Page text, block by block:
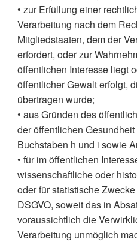
• zur Erfüllung einer
Verarbeitung nach dem
Mitgliedstaaten, dem der
erfordert, oder zur
öffentlichen Interesse liegt
öffentlicher Gewalt erfolgt,
übertragen wurde;
• aus Gründen des
der öffentlichen
Buchstaben h und i sowie
• für im öffentlichen
wissenschaftliche oder
oder für statistische
DSGVO, soweit das in
voraussichtlich die
Verarbeitung unmöglich